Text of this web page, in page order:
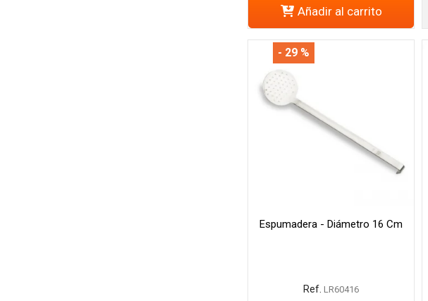
Añadir al carrito
Espumadera - Diámetro 16 Cm
Ref. LR60416
- 29 %